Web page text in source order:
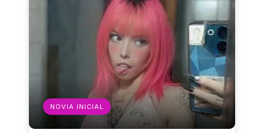
NOVIA INICIAL